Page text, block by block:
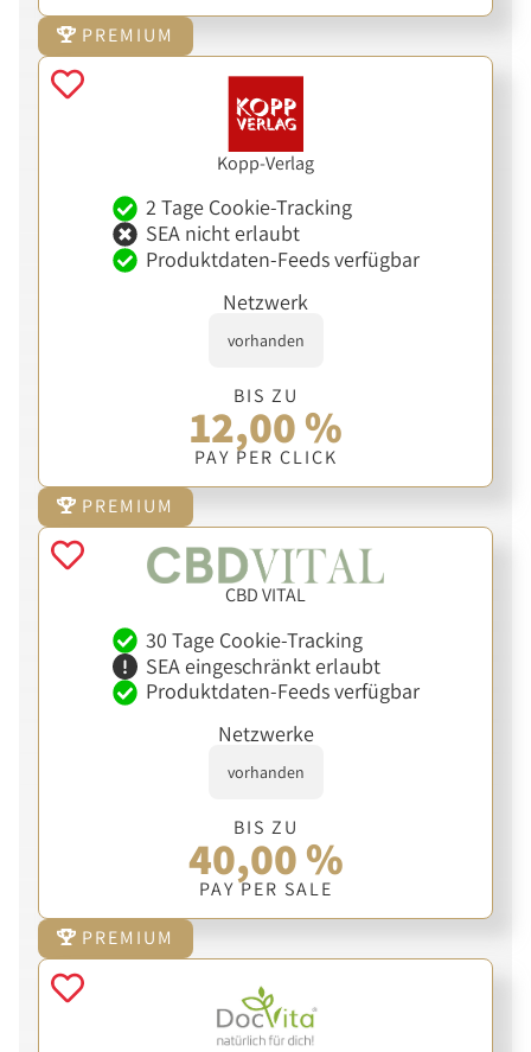
PREMIUM
Kopp-Verlag
2 Tage Cookie-Tracking
SEA nicht erlaubt
Produktdaten-Feeds verfügbar
Netzwerk
vorhanden
BIS ZU
12,00 %
PAY PER CLICK
PREMIUM
CBD VITAL
30 Tage Cookie-Tracking
SEA eingeschränkt erlaubt
Produktdaten-Feeds verfügbar
Netzwerke
vorhanden
BIS ZU
40,00 %
PAY PER SALE
PREMIUM